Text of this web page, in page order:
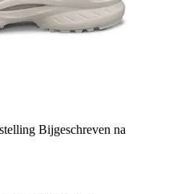
Bijgeschreven na